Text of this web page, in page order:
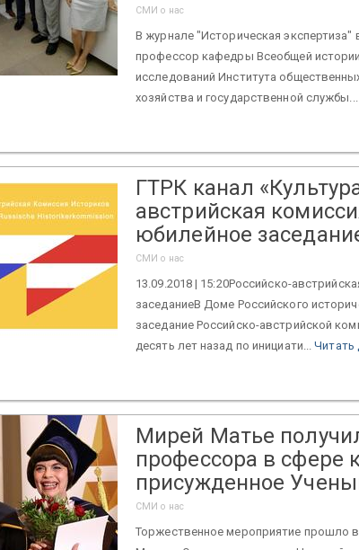
СМИ о нас
В журнале "Историческая экспертиза"
профессор кафедры Всеобщей
исследований Института
хозяйства и государственной службы...
ГТРК канал
австрийская
юбилейное
СМИ о нас
13.09.2018 | 15:20Российско-
заседаниеВ Доме Российского
заседание Российско-австрийской
десять лет назад по инициати...Читать
Мирей Матье
профессора в сфере
присужденное
СМИ о нас
Торжественное мероприятие прошло